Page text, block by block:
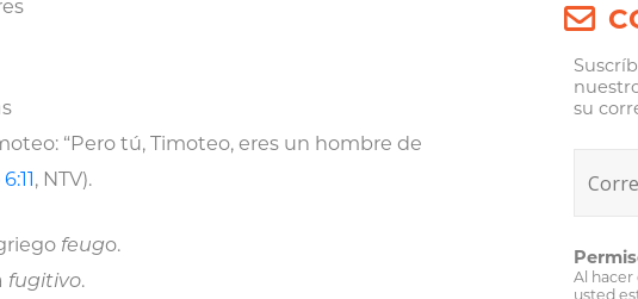
“Pero tú, Timoteo, eres un hombre de
, NTV).
feugo.
fugitivo.
su
Al hacer
usted